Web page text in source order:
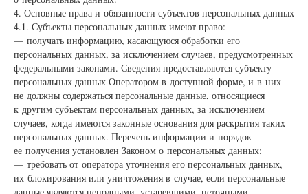
4. Основные права и обязанности субъектов персональных данных
4.1. Субъекты персональных данных имеют право:
— получать информацию, касающуюся обработки его
персональных данных, за исключением случаев, предусмотренных
федеральными законами. Сведения предоставляются субъекту
персональных данных Оператором в доступной форме, и в них
не должны содержаться персональные данные, относящиеся
к другим субъектам персональных данных, за исключением
случаев, когда имеются законные основания для раскрытия таких
персональных данных. Перечень информации и порядок
ее получения установлен Законом о персональных данных;
— требовать от оператора уточнения его персональных данных,
их блокирования или уничтожения в случае, если персональные